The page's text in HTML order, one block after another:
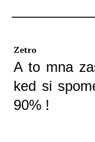
Zetro
A to mna
ked si
90% !